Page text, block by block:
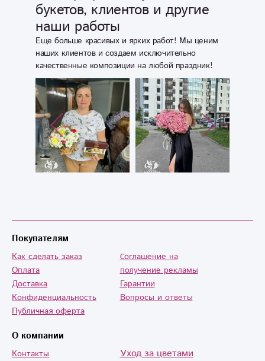
создали праздник
и прекрасное
настроение!!!
букетов, клиентов и другие
наши работы
Еще больше красивых и ярких работ! Мы ценим
наших клиентов и создаем исключительно
качественные композиции на любой праздник!
Покупателям
Как сделать заказ
Оплата
Доставка
Конфиденциальность
Публичная оферта
Cоглашение на
получение рекламы
Гарантии
Вопросы и ответы
О компании
Контакты
Уход за цветами